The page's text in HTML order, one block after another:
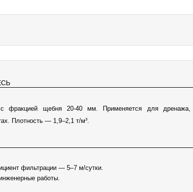
с фракцией щебня 20-40 мм. Применяется для дренажа,
Плотность — 1,9–2,1 т/м³.
фильтрации — 5–7 м/сутки.
работы.